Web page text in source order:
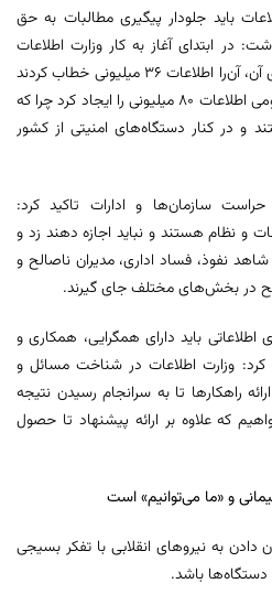
باید جلودار پیگیری مطالبات به حق
در ابتدای آغاز به کار وزارت اطلاعات
امام خمینی (ره) با اشاره به فراگیری آن، آن‌را اطلاعات ۳۶ میلیونی خطاب کردند
و امروز باید با افزایش مشارکت عمومی اطلاعات ۸۰ میلیونی را ایجاد کرد چرا که
و در کنار دستگاه‌های امنیتی از کشور
سازمان‌ها و ادارات تاکید کرد:
و نظام هستند و نباید اجازه دهند زد و
شاهد نفوذ، فساد اداری، مدیران ناصالح و
در بخش‌های مختلف جای گیرند.
اطلاعاتی باید دارای همگرایی، همکاری و
کرد: وزارت اطلاعات در شناخت مسائل و
راهکارها تا به سرانجام رسیدن نتیجه
که علاوه بر ارائه پیشنهاد تا حصول
و «ما می‌توانیم» است
دادن به نیروهای انقلابی با تفکر بسیجی
دستگاه‌ها باشد.